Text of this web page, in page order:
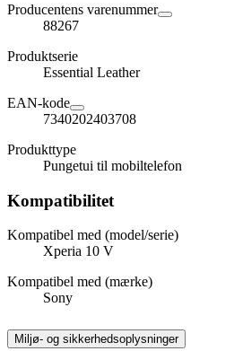
Producentens varenummer
88267
Produktserie
Essential Leather
EAN-kode
7340202403708
Produkttype
Pungetui til mobiltelefon
Kompatibilitet
Kompatibel med (model/serie)
Xperia 10 V
Kompatibel med (mærke)
Sony
Miljø- og sikkerhedsoplysninger